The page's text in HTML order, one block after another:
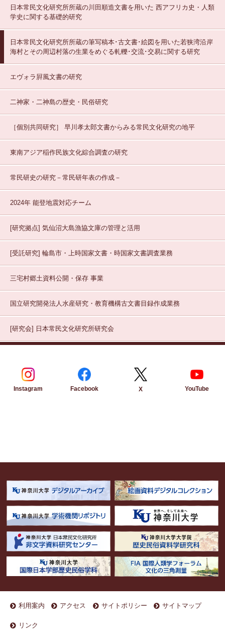
日本常民文化研究所所蔵の川田順造文書を用いた 西アフリカ史・人類
学史に関する基礎的研究
日本常民文化研究所所蔵の筆写稿本･古文書･絵図を用いた若狭湾沿岸
海村とその周辺村落の生業をめぐる軋轢･交流･交易に関する研究
エヴォラ屛風文書の研究
二神家・二神島の歴史・民俗研究
［個別共同研究］ 早川孝太郎文書からみる常民文化研究の地平
東南アジア稲作民族文化綜合調査の研究
常民研史の研究－常民研年表の作成－
2024年 能登地震対応チーム
[研究拠点] 気仙沼大島漁協文庫の管理と活用
[受託研究] 輪島市・上時国家文書・時国家文書調査業務
三宅村郷土資料公開・保存 事業
国立研究開発法人水産研究・教育機構古文書目録作成業務
[研究会] 日本常民文化研究所研究会
Instagram Facebook X YouTube
利用案内 アクセス サイトポリシー サイトマップ
リンク